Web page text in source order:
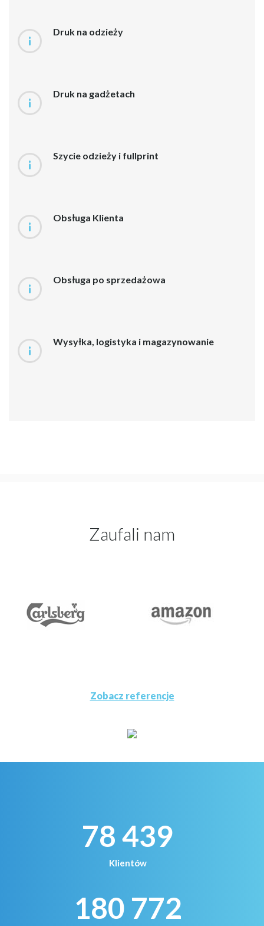
Druk na odzieży
Druk na gadżetach
Szycie odzieży i fullprint
Obsługa Klienta
Obsługa po sprzedażowa
Wysyłka, logistyka i magazynowanie
Zaufali nam
Zobacz referencje
78 439
Klientów
180 772